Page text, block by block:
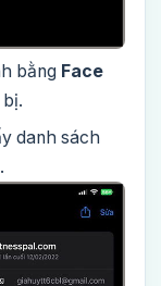
bằng Face
danh sách